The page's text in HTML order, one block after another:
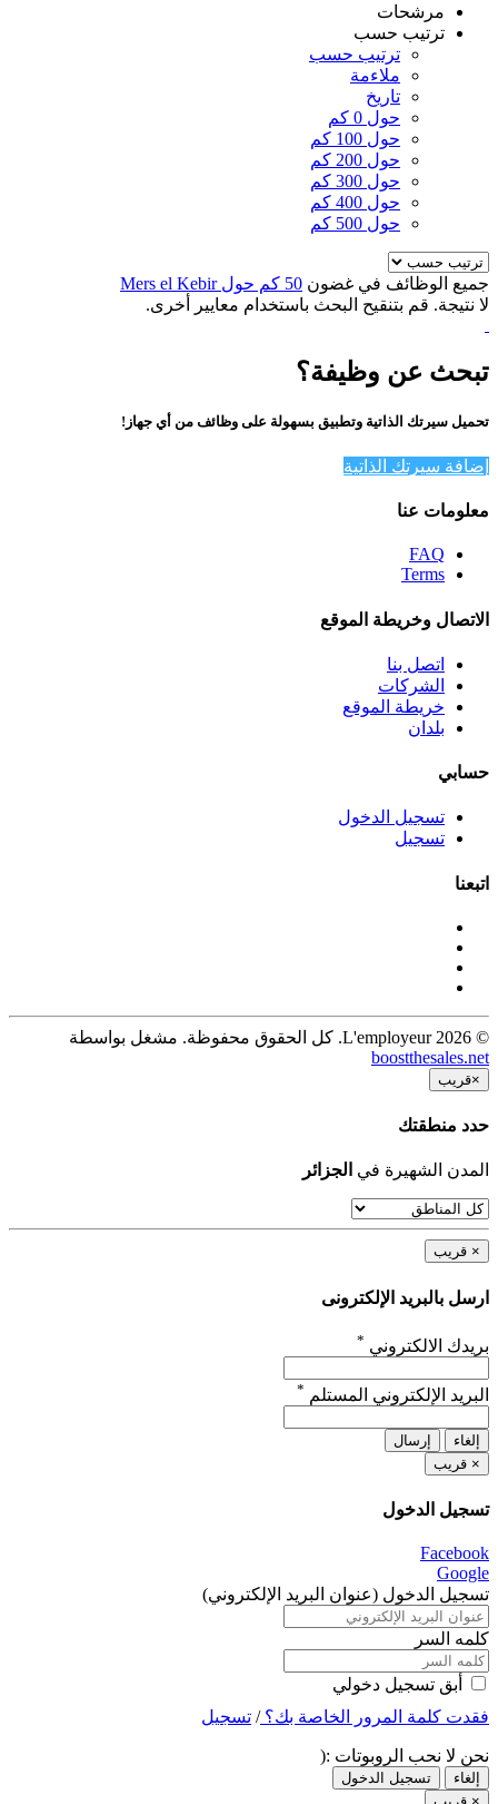
مرشحات
ترتيب حسب
ترتيب حسب
ملاءمة
تاريخ
حول 0 كم
حول 100 كم
حول 200 كم
حول 300 كم
حول 400 كم
حول 500 كم
جميع الوظائف في غضون 50 كم حول Mers el Kebir
لا نتيجة. قم بتنقيح البحث باستخدام معايير أخرى.
تبحث عن وظيفة؟
تحميل سيرتك الذاتية وتطبيق بسهولة على وظائف من أي جهاز!
إضافة سيرتك الذاتية
معلومات عنا
FAQ
Terms
الاتصال وخريطة الموقع
اتصل بنا
الشركات
خريطة الموقع
بلدان
حسابي
تسجيل الدخول
تسجيل
اتبعنا
© 2026 L'employeur. كل الحقوق محفوظة. مشغل بواسطة
boostthesales.net
×قريب
حدد منطقتك
المدن الشهيرة في الجزائر
× قريب
ارسل بالبريد الإلكترونى
بريدك الالكتروني *
البريد الإلكتروني المستلم *
إلغاء
إرسال
× قريب
تسجيل الدخول
Facebook
Google
تسجيل الدخول (عنوان البريد الإلكتروني)
كلمه السر
أبق تسجيل دخولي
فقدت كلمة المرور الخاصة بك؟/ تسجيل
نحن لا نحب الروبوتات :(
إلغاء
تسجيل الدخول